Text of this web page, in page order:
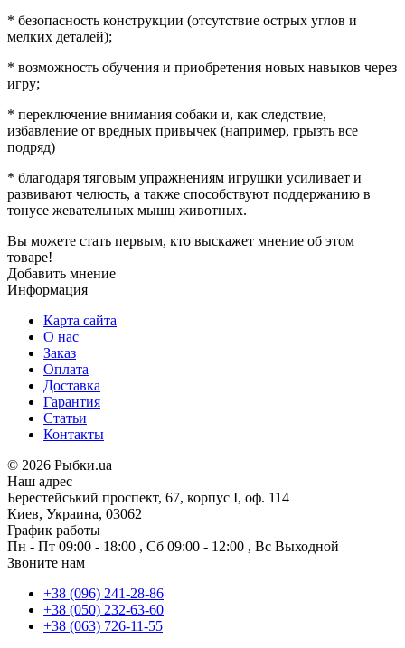
* безопасность конструкции (отсутствие острых углов и
мелких деталей);
* возможность обучения и приобретения новых навыков через
игру;
* переключение внимания собаки и, как следствие,
избавление от вредных привычек (например, грызть все
подряд)
* благодаря тяговым упражнениям игрушки усиливает и
развивают челюсть, а также способствуют поддержанию в
тонусе жевательных мышц животных.
Вы можете стать первым, кто выскажет мнение об этом
товаре!
Добавить мнение
Информация
Карта сайта
О нас
Заказ
Оплата
Доставка
Гарантия
Статьи
Контакты
© 2026 Рыбки.ua
Наш адрес
Берестейський проспект, 67, корпус I, оф. 114
Киев, Украина, 03062
График работы
Пн - Пт 09:00 - 18:00 , Сб 09:00 - 12:00 , Вс Выходной
Звоните нам
+38 (096) 241-28-86
+38 (050) 232-63-60
+38 (063) 726-11-55